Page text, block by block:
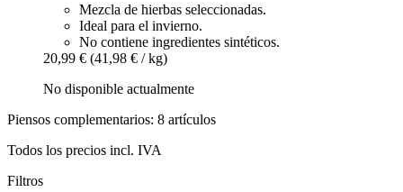
Mezcla de hierbas seleccionadas.
Ideal para el invierno.
No contiene ingredientes sintéticos.
20,99 € (41,98 € / kg)
No disponible actualmente
Piensos complementarios: 8 artículos
Todos los precios incl. IVA
Filtros